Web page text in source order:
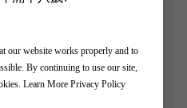
our website works properly and to
By continuing to use our site,
Learn More Privacy Policy
選採收後的葡萄，再以自然
控發酵的溫度。酒莊所有